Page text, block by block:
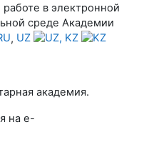
работе в электронной
среде Академии
, UZ , KZ
академия.
на e-